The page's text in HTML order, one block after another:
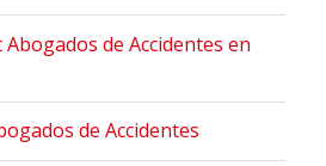
de Accidentes en
de Accidentes